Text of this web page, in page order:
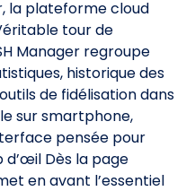
la plateforme cloud
tour de
Manager regroupe
historique des
de fidélisation dans
sur smartphone,
pensée pour
Dès la page
en avant l’essentiel